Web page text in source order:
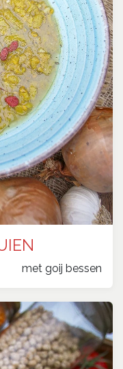
​met goij bessen